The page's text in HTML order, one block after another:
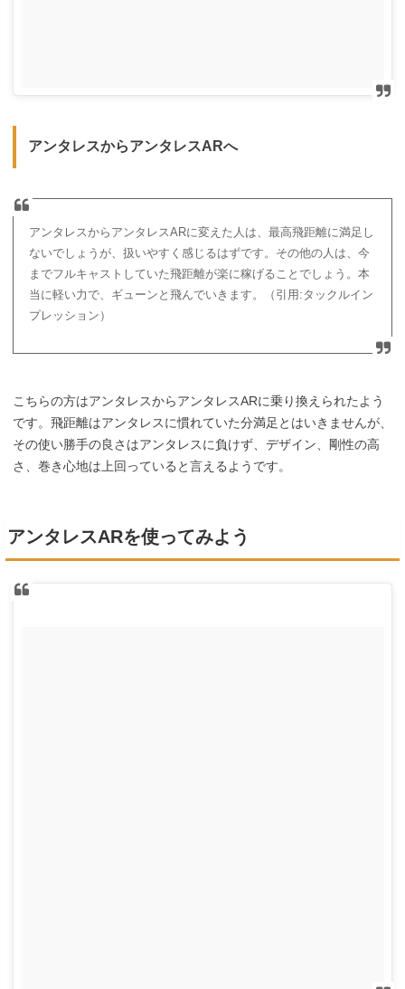
アンタレスからアンタレスARへ
アンタレスからアンタレスARに変えた人は、最高飛距離に満足し
ないでしょうが、扱いやすく感じるはずです。その他の人は、今
までフルキャストしていた飛距離が楽に稼げることでしょう。本
当に軽い力で、ギューンと飛んでいきます。（引用:タックルイン
プレッション）
こちらの方はアンタレスからアンタレスARに乗り換えられたよう
です。飛距離はアンタレスに慣れていた分満足とはいきませんが、
その使い勝手の良さはアンタレスに負けず、デザイン、剛性の高
さ、巻き心地は上回っていると言えるようです。
アンタレスARを使ってみよう